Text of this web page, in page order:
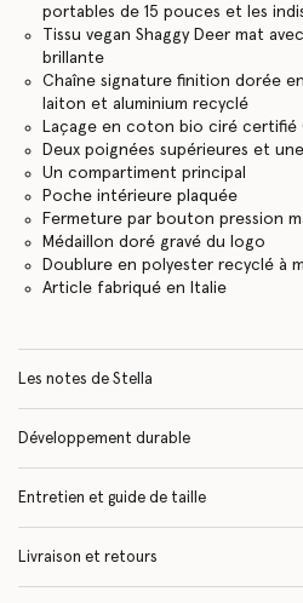
portables de 15 pouces et les
Tissu vegan Shaggy Deer mat
brillante
Chaîne signature finition dorée
laiton et aluminium recyclé
Laçage en coton bio ciré certifié
Deux poignées supérieures et
Un compartiment principal
Poche intérieure plaquée
Fermeture par bouton pression
Médaillon doré gravé du logo
Doublure en polyester recyclé à
Article fabriqué en Italie
Les notes de Stella
Développement durable
Entretien et guide de taille
Livraison et retours